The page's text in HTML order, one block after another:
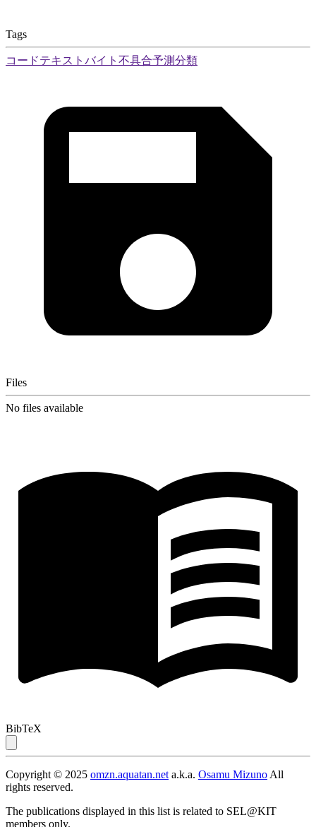
Tags
コードテキスト バイト 不具合予測分類
Files
No files available
BibTeX
Copyright © 2025 omzn.aquatan.net a.k.a. Osamu Mizuno All
rights reserved.
The publications displayed in this list is related to SEL@KIT
members only.